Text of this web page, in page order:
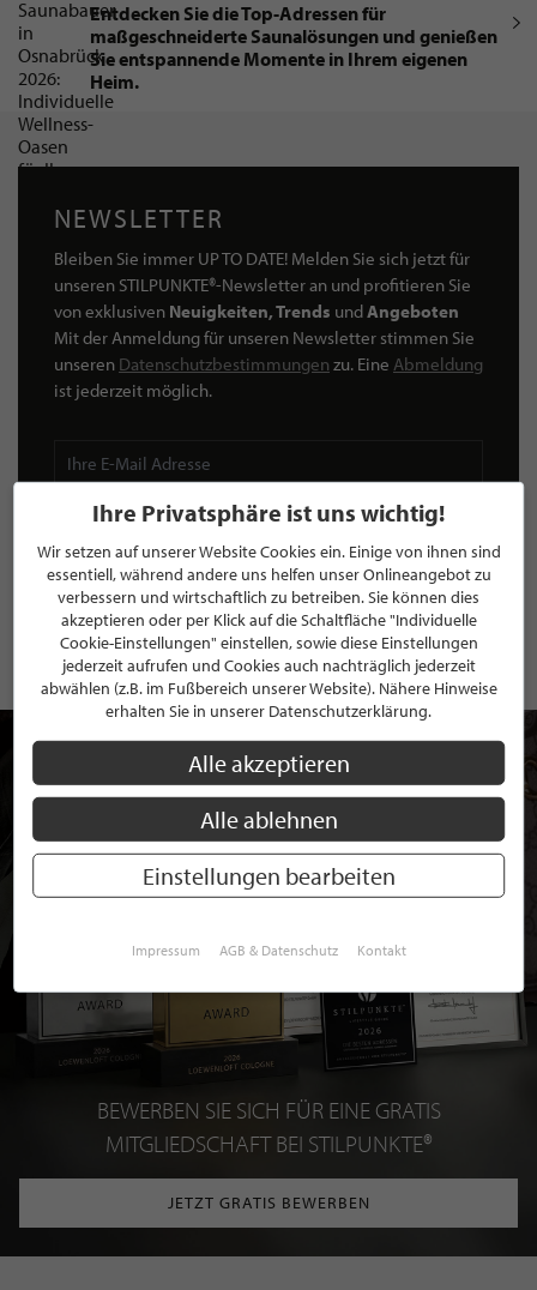
Entdecken Sie die Top-Adressen für
maßgeschneiderte Saunalösungen und genießen
Sie entspannende Momente in Ihrem eigenen
Heim.
NEWSLETTER
Bleiben Sie immer UP TO DATE! Melden Sie sich jetzt für
unseren STILPUNKTE®-Newsletter an und profitieren Sie
von exklusiven Neuigkeiten, Trends undAngeboten
Mit der Anmeldung für unseren Newsletter stimmen Sie
unseren Datenschutzbestimmungen zu. Eine Abmeldung
ist jederzeit möglich.
ANMELDEN
Mit der Anmeldung an unserem Newsletter stimmen Sie unseren
Datenschutzbestimmungenzu. EineAbmeldungist jederzeit möglich.
BEWERBEN SIE SICH FÜR EINE GRATIS
MITGLIEDSCHAFT BEI STILPUNKTE®
JETZT GRATIS BEWERBEN
Ihre Privatsphäre ist uns wichtig!
Wir setzen auf unserer Website Cookies ein. Einige von ihnen sind
essentiell, während andere uns helfen unser Onlineangebot zu
verbessern und wirtschaftlich zu betreiben. Sie können dies
akzeptieren oder per Klick auf die Schaltfläche "Individuelle
Cookie-Einstellungen" einstellen, sowie diese Einstellungen
jederzeit aufrufen und Cookies auch nachträglich jederzeit
abwählen (z.B. im Fußbereich unserer Website). Nähere Hinweise
erhalten Sie in unserer Datenschutzerklärung.
Alle akzeptieren
Alle ablehnen
Einstellungen bearbeiten
Impressum AGB & Datenschutz Kontakt